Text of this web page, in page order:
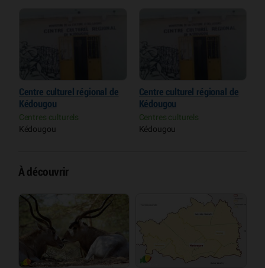
Centre culturel régional de
Kédougou
Centres culturels
Kédougou
Centre culturel régional de
Kédougou
Centres culturels
Kédougou
À découvrir